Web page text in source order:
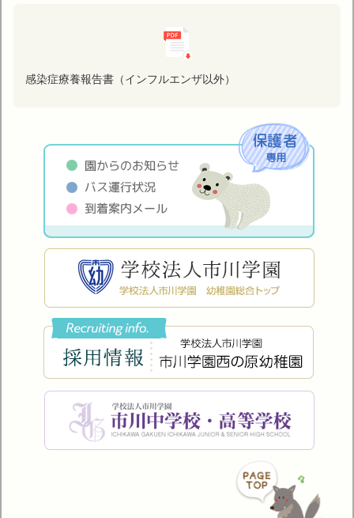
感染症療養報告書（インフルエンザ以外）